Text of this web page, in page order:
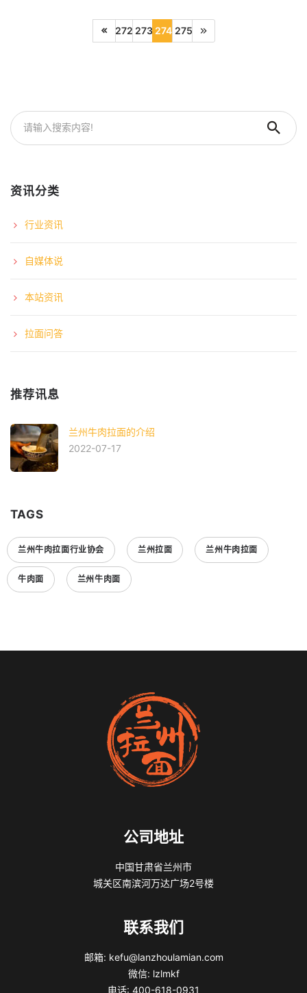
272 273 274 275
资讯分类
行业资讯
自媒体说
本站资讯
拉面问答
推荐讯息
兰州牛肉拉面的介绍
2022-07-17
TAGS
兰州牛肉拉面行业协会 兰州拉面 兰州牛肉拉面
牛肉面 兰州牛肉面
公司地址
中国甘肃省兰州市
城关区南滨河万达广场2号楼
联系我们
邮箱: kefu@lanzhoulamian.com
微信: lzlmkf
电话: 400-618-0931